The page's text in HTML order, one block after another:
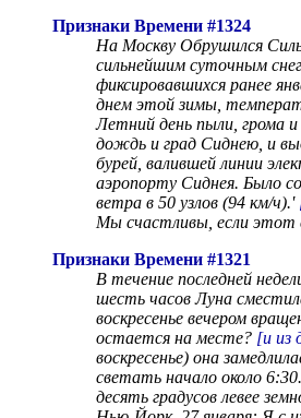
Признаки Времени #1324
На Москву Обрушился
сильнейшим суточным
фиксировавшихся ранее
днем этой зимы,
Летний день пыли, грома
дождь и град Сиднею, и
бурей, валившей линии
аэропорту Сиднея. Было
ветра в 50 узлов (94 км/ч).'
Мы счастливы, если этот
Признаки Времени #1321
В течение последней
шесть часов Луна
воскресенье вечером
остается на месте? [и из
воскресенье) она
светать начало около
десять градусов левее